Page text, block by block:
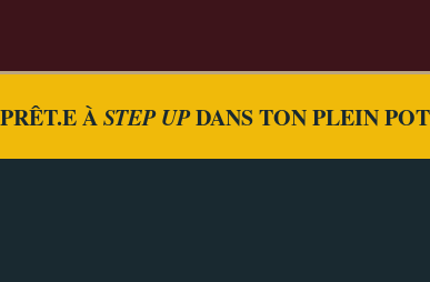
PRÊT.E ÀSTEP UPDANS TON PLEIN